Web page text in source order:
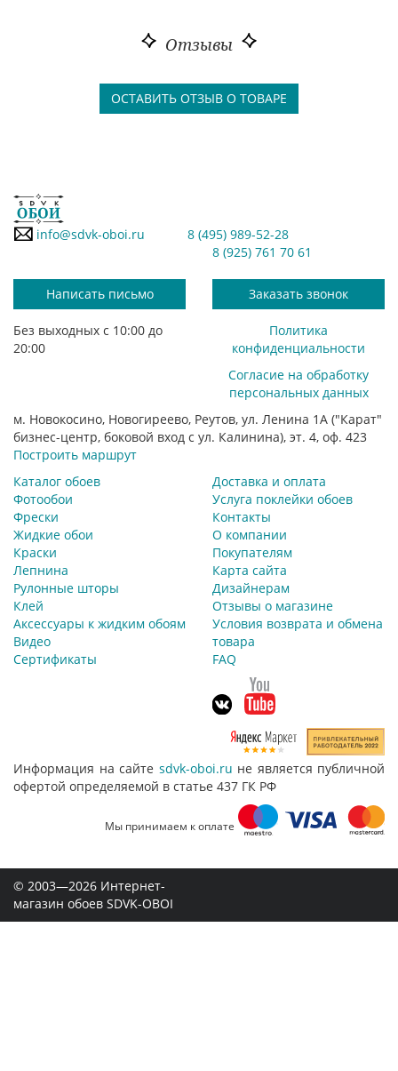
Отзывы
ОСТАВИТЬ ОТЗЫВ О ТОВАРЕ
info@sdvk-oboi.ru
8 (495) 989-52-28
8 (925) 761 70 61
Написать письмо Заказать звонок
Без выходных с 10:00 до
20:00
Политика
конфиденциальности
Согласие на обработку
персональных данных
м. Новокосино, Новогиреево, Реутов, ул. Ленина 1А ("Карат"
бизнес-центр, боковой вход с ул. Калинина), эт. 4, оф. 423
Построить маршрут
Каталог обоев
Фотообои
Фрески
Жидкие обои
Краски
Лепнина
Рулонные шторы
Клей
Аксессуары к жидким обоям
Видео
Сертификаты
Доставка и оплата
Услуга поклейки обоев
Контакты
О компании
Покупателям
Карта сайта
Дизайнерам
Отзывы о магазине
Условия возврата и обмена
товара
FAQ
Информация на сайте sdvk-oboi.ru не является публичной
офертой определяемой в статье 437 ГК РФ
Мы принимаем к оплате
© 2003—2026 Интернет-
магазин обоев SDVK-OBOI